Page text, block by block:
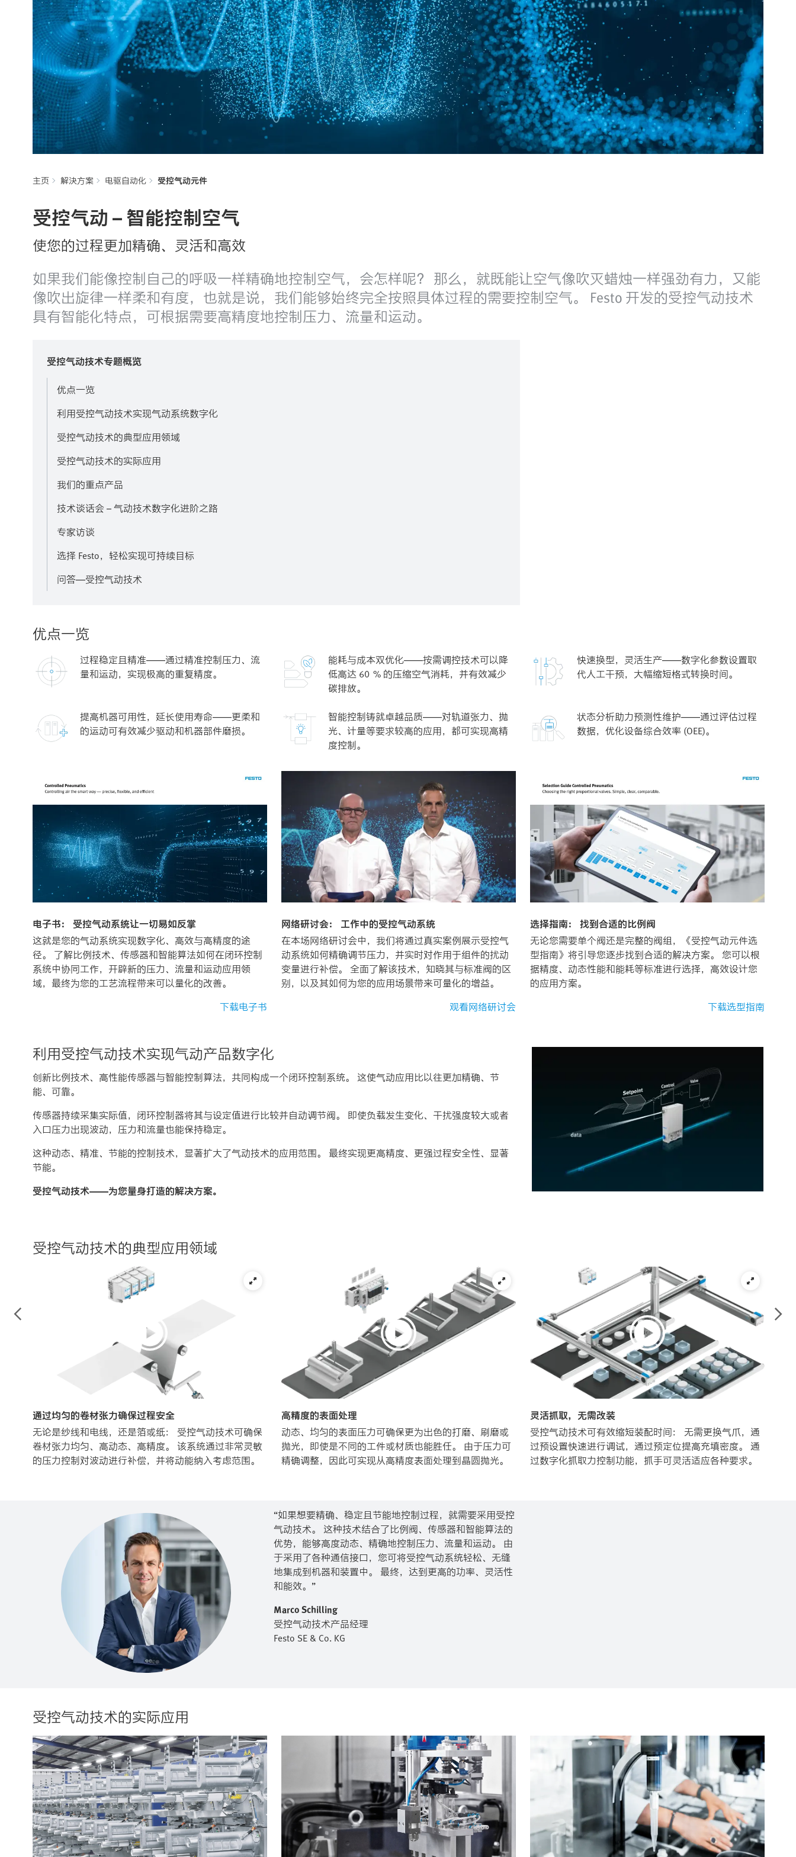
主页 解決方案 电驱自动化 受控气动元件
受控气动 – 智能控制空气
使您的过程更加精确、灵活和高效
如果我们能像控制自己的呼吸一样精确地控制空气，会怎样呢？ 那么，就既能让空气像吹灭蜡烛一样强劲有力，又能
像吹出旋律一样柔和有度，也就是说，我们能够始终完全按照具体过程的需要控制空气。 Festo 开发的受控气动技术
具有智能化特点，可根据需要高精度地控制压力、流量和运动。
受控气动技术专题概览
优点一览
利用受控气动技术实现气动系统数字化
受控气动技术的典型应用领域
受控气动技术的实际应用
我们的重点产品
技术谈话会 – 气动技术数字化进阶之路
专家访谈
选择 Festo，轻松实现可持续目标
问答—受控气动技术
优点一览
过程稳定且精准——通过精准控制压力、流
量和运动，实现极高的重复精度。
能耗与成本双优化——按需调控技术可以降
低高达 60 % 的压缩空气消耗，并有效减少
碳排放。
快速换型，灵活生产——数字化参数设置取
代人工干预，大幅缩短格式转换时间。
提高机器可用性，延长使用寿命——更柔和
的运动可有效减少驱动和机器部件磨损。
智能控制铸就卓越品质——对轨道张力、抛
光、计量等要求较高的应用，都可实现高精
度控制。
状态分析助力预测性维护——通过评估过程
数据，优化设备综合效率 (OEE)。
电子书： 受控气动系统让一切易如反掌
这就是您的气动系统实现数字化、高效与高精度的途
径。 了解比例技术、传感器和智能算法如何在闭环控制
系统中协同工作，开辟新的压力、流量和运动应用领
域，最终为您的工艺流程带来可以量化的改善。​
下载电子书
网络研讨会： 工作中的受控气动系统​
在本场网络研讨会中，我们将通过真实案例展示受控气
动系统如何精确调节压力，并实时对作用于组件的扰动
变量进行补偿。 全面了解该技术，知晓其与标准阀的区
别，以及其如何为您的应用场景带来可量化的增益。
观看网络研讨会
选择指南： 找到合适的比例阀
无论您需要单个阀还是完整的阀组，《受控气动元件选
型指南》将引导您逐步找到合适的解决方案。 您可以根
据精度、动态性能和能耗等标准进行选择，高效设计您
的应用方案。​
下载选型指南​
利用受控气动技术实现气动产品数字化
创新比例技术、高性能传感器与智能控制算法，共同构成一个闭环控制系统。 这使气动应用比以往更加精确、节
能、可靠。
传感器持续采集实际值，闭环控制器将其与设定值进行比较并自动调节阀。 即使负载发生变化、干扰强度较大或者
入口压力出现波动，压力和流量也能保持稳定。
这种动态、精准、节能的控制技术，显著扩大了气动技术的应用范围。 最终实现更高精度、更强过程安全性、显著
节能。
受控气动技术——为您量身打造的解决方案。
受控气动技术的典型应用领域
通过均匀的卷材张力确保过程安全
无论是纱线和电线，还是箔或纸： 受控气动技术可确保
卷材张力均匀、高动态、高精度。 该系统通过非常灵敏
的压力控制对波动进行补偿，并将动能纳入考虑范围。
高精度的表面处理
动态、均匀的表面压力可确保更为出色的打磨、刷磨或
抛光，即使是不同的工件或材质也能胜任。 由于压力可
精确调整，因此可实现从高精度表面处理到晶圆抛光。
灵活抓取，无需改装
受控气动技术可有效缩短装配时间： 无需更换气爪，通
过预设置快速进行调试，通过预定位提高充填密度。 通
过数字化抓取力控制功能，抓手可灵活适应各种要求。
“如果想要精确、稳定且节能地控制过程，就需要采用受控
气动技术。 这种技术结合了比例阀、传感器和智能算法的
优势，能够高度动态、精确地控制压力、流量和运动。 由
于采用了各种通信接口，您可将受控气动系统轻松、无缝
地集成到机器和装置中。 最终，达到更高的功率、灵活性
和能效。”
Marco Schilling
受控气动技术产品经理
Festo SE & Co. KG
受控气动技术的实际应用